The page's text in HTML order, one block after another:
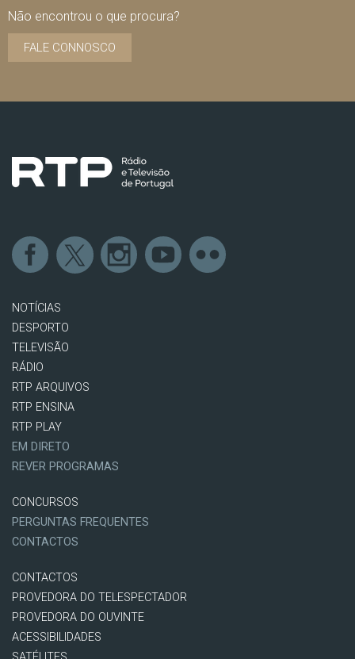
Não encontrou o que procura?
FALE CONNOSCO
NOTÍCIAS
DESPORTO
TELEVISÃO
RÁDIO
RTP ARQUIVOS
RTP ENSINA
RTP PLAY
EM DIRETO
REVER PROGRAMAS
CONCURSOS
PERGUNTAS FREQUENTES
CONTACTOS
CONTACTOS
PROVEDORA DO TELESPECTADOR
PROVEDORA DO OUVINTE
ACESSIBILIDADES